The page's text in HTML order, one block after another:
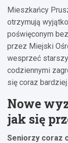
Mieszkańcy
otrzymują
poświęconym
przez Miejski
wesprzeć
codziennymi
się coraz
Nowe
jak się
Seniorzy coraz